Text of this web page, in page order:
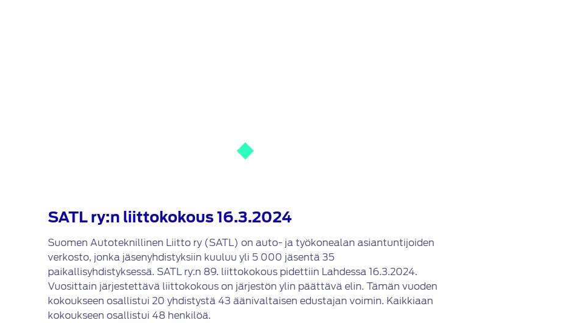
SATL ry:n liittokokous 16.3.2024
Suomen Autoteknillinen Liitto ry (SATL) on auto- ja työkonealan asiantuntijoiden
verkosto, jonka jäsenyhdistyksiin kuuluu yli 5 000 jäsentä 35
paikallisyhdistyksessä. SATL ry:n 89. liittokokous pidettiin Lahdessa 16.3.2024.
Vuosittain järjestettävä liittokokous on järjestön ylin päättävä elin. Tämän vuoden
kokoukseen osallistui 20 yhdistystä 43 äänivaltaisen edustajan voimin. Kaikkiaan
kokoukseen osallistui 48 henkilöä.